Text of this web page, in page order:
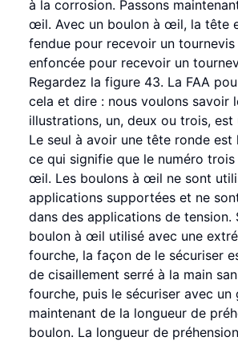
à la corrosion. Passons
œil. Avec un boulon à œil, la tête
fendue pour recevoir un
enfoncée pour recevoir un
Regardez la figure 43. La FAA
cela et dire : nous voulons savoir
illustrations, un, deux ou trois,
Le seul à avoir une tête ronde est
ce qui signifie que le numéro
œil. Les boulons à œil ne sont
applications supportées et ne
dans des applications de tension.
boulon à œil utilisé avec une
fourche, la façon de le sécuriser
de cisaillement serré à la main
fourche, puis le sécuriser avec un
maintenant de la longueur de
boulon. La longueur de